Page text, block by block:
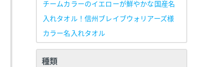
チームカラーのイエローが鮮やかな国産名
入れタオル！信州ブレイブウォリアーズ様
カラー名入れタオル
種類